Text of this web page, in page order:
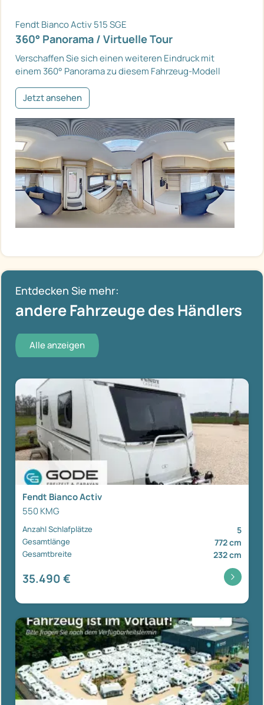
Fendt Bianco Activ 515 SGE
360° Panorama / Virtuelle Tour
Verschaffen Sie sich einen weiteren Eindruck mit
einem 360° Panorama zu diesem Fahrzeug-Modell
Jetzt ansehen
Entdecken Sie mehr:
andere Fahrzeuge des Händlers
Alle anzeigen
Fendt Bianco Activ
550 KMG
Anzahl Schlafplätze 5
Gesamtlänge 772 cm
Gesamtbreite 232 cm
35.490 €